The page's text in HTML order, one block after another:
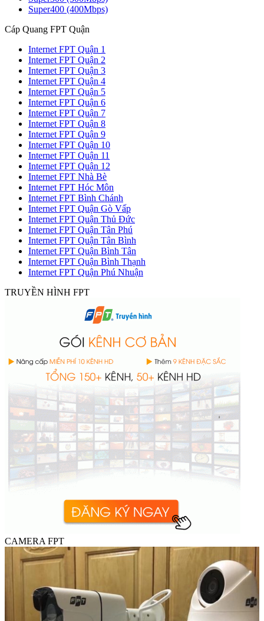
Super400 (400Mbps)
Cáp Quang FPT Quận
Internet FPT Quận 1
Internet FPT Quận 2
Internet FPT Quận 3
Internet FPT Quận 4
Internet FPT Quận 5
Internet FPT Quận 6
Internet FPT Quận 7
Internet FPT Quận 8
Internet FPT Quận 9
Internet FPT Quận 10
Internet FPT Quận 11
Internet FPT Quận 12
Internet FPT Nhà Bè
Internet FPT Hóc Môn
Internet FPT Bình Chánh
Internet FPT Quận Gò Vấp
Internet FPT Quận Thủ Đức
Internet FPT Quận Tân Phú
Internet FPT Quận Tân Bình
Internet FPT Quận Bình Tân
Internet FPT Quận Bình Thạnh
Internet FPT Quận Phú Nhuận
TRUYỀN HÌNH FPT
CAMERA FPT